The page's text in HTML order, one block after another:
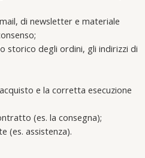
di newsletter e materiale
storico degli ordini, gli indirizzi di
e la corretta esecuzione
(es. la consegna);
(es. assistenza).